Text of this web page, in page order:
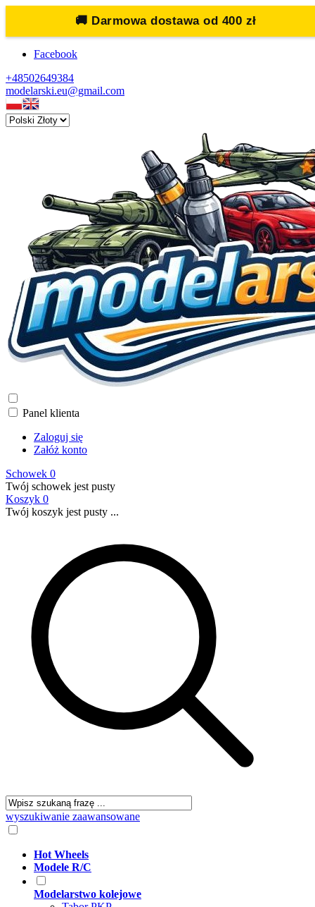
🚚 Darmowa dostawa od 400 zł
Facebook
+48502649384
modelarski.eu@gmail.com
Panel klienta
Zaloguj się
Załóż konto
Schowek 0
Twój schowek jest pusty
Koszyk 0
Twój koszyk jest pusty ...
wyszukiwanie zaawansowane
Hot Wheels
Modele R/C
Modelarstwo kolejowe